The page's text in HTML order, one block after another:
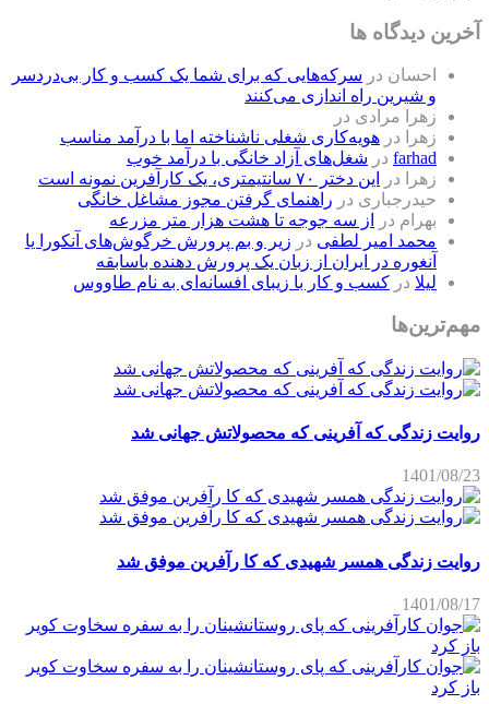
آخرین دیدگاه ها
احسان در سرکه‌هایی که برای شما یک کسب و کار بی‌دردسر
و شیرین راه اندازی می‌کنند
زهرا مرادی در
زهرا
در هویه‌کاری شغلی ناشناخته اما با درآمد مناسب
farhad در شغل‌های آزاد خانگی با درآمد خوب
زهرا
در
این دختر ۷۰ سانتیمتری، یک کارآفرین نمونه است
حیدرجباری در راهنمای گرفتن مجوز مشاغل خانگی
بهرام در
از سه جوجه تا هشت هزار متر مزرعه
محمد امیر لطفی در زیر و بم پرورش خرگوش‌های آنکورا یا
آنغوره در ایران از زبان یک پرورش دهنده باسابقه
لیلا در کسب و کار با زیبای افسانه‌ای به نام طاووس
مهم‌ترین‌ها
روایت زندگی که آفرینی که محصولاتش جهانی شد
1401/08/23
روایت زندگی همسر شهیدی که کا رآفرین موفق شد
1401/08/17